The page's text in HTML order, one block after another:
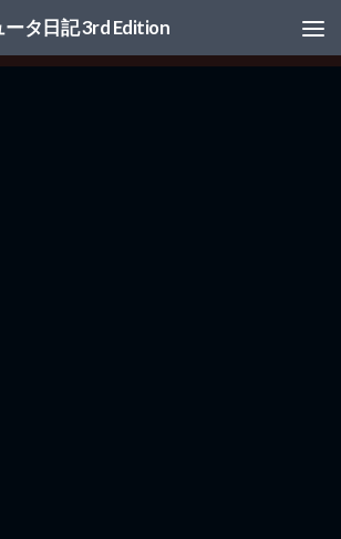
プタ日記 3rd Edition